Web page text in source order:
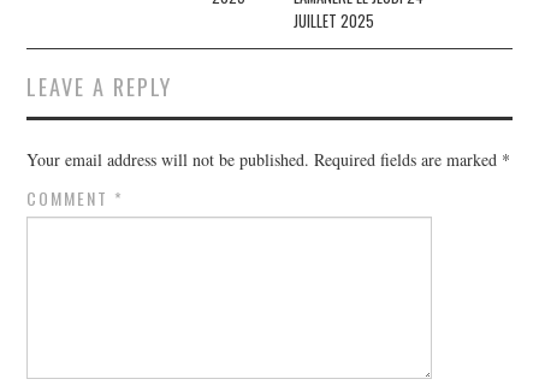
JUILLET 2025
LEAVE A REPLY
Your email address will not be published. Required fields are marked *
COMMENT *